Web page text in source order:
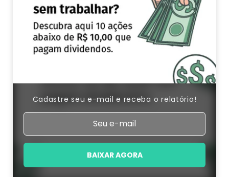
Cadastre seu e-mail e receba o relatório!
BAIXAR AGORA